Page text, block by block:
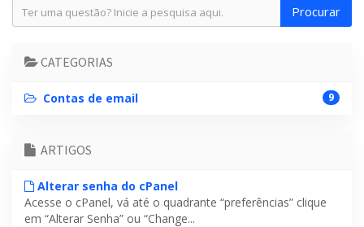
CATEGORIAS
Contas de email 9
ARTIGOS
Alterar senha do cPanel
Acesse o cPanel, vá até o quadrante “preferências” clique
em “Alterar Senha” ou “Change...